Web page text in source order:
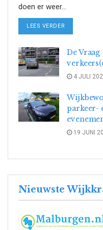
doen er weer...
LEES VERDER
De
4 JULI
parkeer-
19 JUNI
Nieuwste